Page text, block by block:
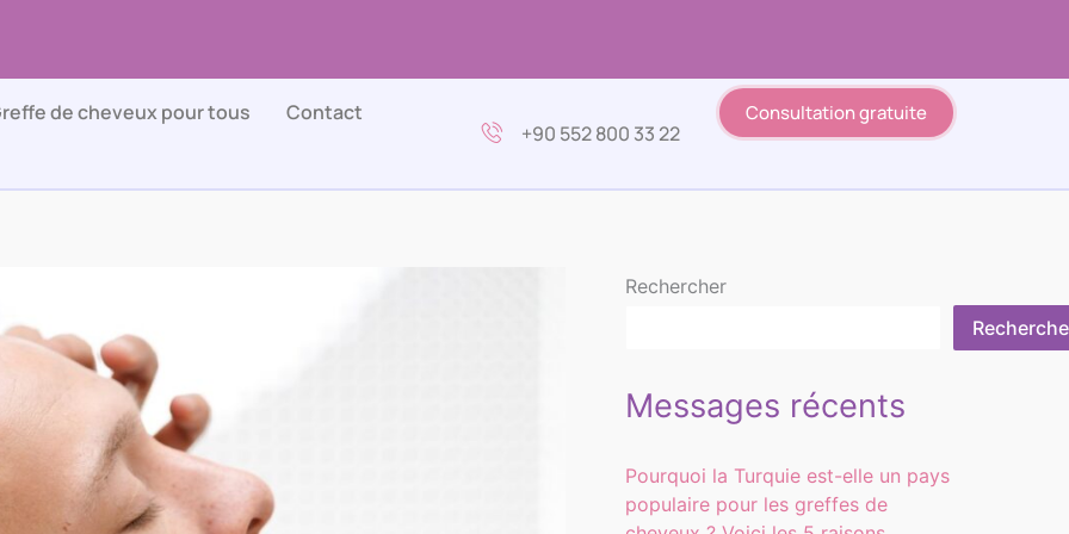
de cheveux pour tous
Contact
+90 552 800 33 22
Consultation gratuite
Rechercher
Messages récents
Pourquoi la Turquie est-elle un pays
populaire pour les greffes de